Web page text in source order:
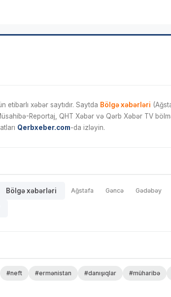
xəbər saytıdır. Saytda Bölgə xəbərləri
Reportaj, QHT Xəbər və Qərb Xəbər TV
Qerbxeber.com-da izləyin.
Bölgə xəbərləri Ağstafa Gəncə Gədəbəy
#neft #ermənistan #danışıqlar #müharibə